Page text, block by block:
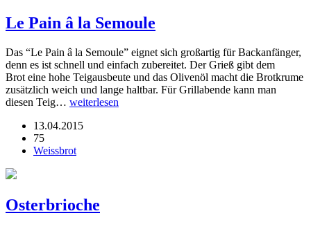
Le Pain â la Semoule
Das “Le Pain â la Semoule” eignet sich großartig für Backanfänger,
denn es ist schnell und einfach zubereitet. Der Grieß gibt dem
Brot eine hohe Teigausbeute und das Olivenöl macht die Brotkrume
zusätzlich weich und lange haltbar. Für Grillabende kann man
diesen Teig… weiterlesen
13.04.2015
75
Weissbrot
Osterbrioche